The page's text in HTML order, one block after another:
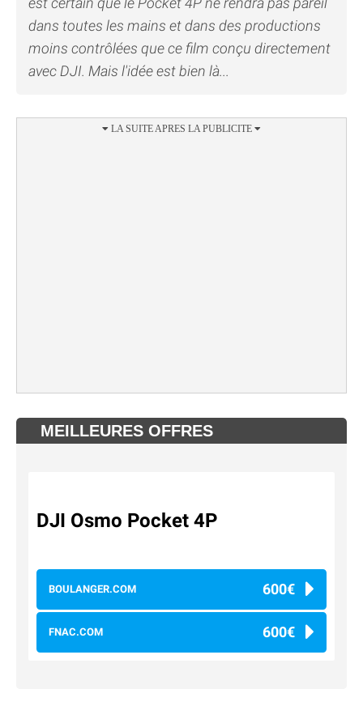
dans toutes les mains et dans des productions
moins contrôlées que ce film conçu directement
avec DJI. Mais l'idée est bien là...
MEILLEURES OFFRES
DJI Osmo Pocket 4P
BOULANGER.COM 600€
FNAC.COM 600€